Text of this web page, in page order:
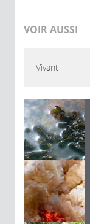
VOIR AUSSI
Vivant